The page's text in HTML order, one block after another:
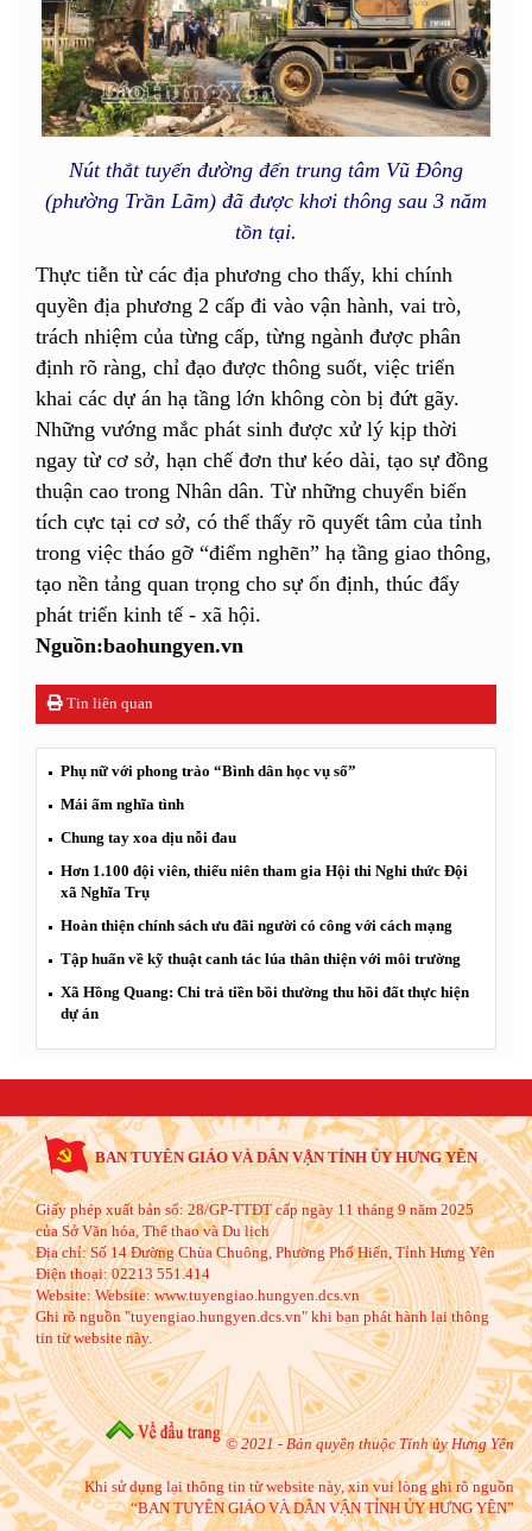
Nút thắt tuyến đường đến trung tâm Vũ Đông
(phường Trần Lãm) đã được khơi thông sau 3 năm
tồn tại.
Thực tiễn từ các địa phương cho thấy, khi chính
quyền địa phương 2 cấp đi vào vận hành, vai trò,
trách nhiệm của từng cấp, từng ngành được phân
định rõ ràng, chỉ đạo được thông suốt, việc triển
khai các dự án hạ tầng lớn không còn bị đứt gãy.
Những vướng mắc phát sinh được xử lý kịp thời
ngay từ cơ sở, hạn chế đơn thư kéo dài, tạo sự đồng
thuận cao trong Nhân dân. Từ những chuyển biến
tích cực tại cơ sở, có thể thấy rõ quyết tâm của tỉnh
trong việc tháo gỡ “điểm nghẽn” hạ tầng giao thông,
tạo nền tảng quan trọng cho sự ổn định, thúc đẩy
phát triển kinh tế - xã hội.
Nguồn:baohungyen.vn
Tin liên quan
Phụ nữ với phong trào “Bình dân học vụ số”
Mái ấm nghĩa tình
Chung tay xoa dịu nỗi đau
Hơn 1.100 đội viên, thiếu niên tham gia Hội thi Nghi thức Đội
xã Nghĩa Trụ
Hoàn thiện chính sách ưu đãi người có công với cách mạng
Tập huấn về kỹ thuật canh tác lúa thân thiện với môi trường
Xã Hồng Quang: Chi trả tiền bồi thường thu hồi đất thực hiện
dự án
BAN TUYÊN GIÁO VÀ DÂN VẬN TỈNH ỦY HƯNG YÊN
Giấy phép xuất bản số: 28/GP-TTĐT cấp ngày 11 tháng 9 năm 2025
của Sở Văn hóa, Thể thao và Du lịch
Địa chỉ:Số 14 Đường Chùa Chuông, Phường Phố Hiến, Tỉnh Hưng Yên
Điện thoại:02213 551.414
Website:Website: www.tuyengiao.hungyen.dcs.vn
Ghi rõ nguồn "tuyengiao.hungyen.dcs.vn" khi bạn phát hành lại thông
tin từ website này.
© 2021 - Bản quyền thuộc Tỉnh ủy Hưng Yên
Khi sử dụng lại thông tin từ website này, xin vui lòng ghi rõ nguồn
“BAN TUYÊN GIÁO VÀ DÂN VẬN TỈNH ỦY HƯNG YÊN”